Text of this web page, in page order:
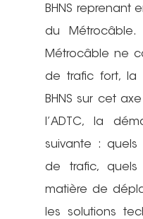
BHNS reprenant
du
Métrocâble ne
de trafic fort, la
BHNS sur cet
l’ADTC, la
suivante :
de trafic,
matière de
les solutions